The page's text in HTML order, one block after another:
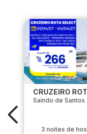
CRUZEIRO
Saindo de Santos
3 noites de